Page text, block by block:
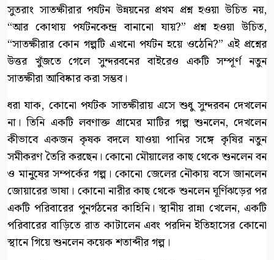
সুতরাং সাতক্ষীরার পর্যটন উন্নয়নের প্রথম প্রশ্ন হওয়া উচিত নয়,
“আর কোথায় পর্যটনকেন্দ্র বানানো যায়?” প্রশ্ন হওয়া উচিত,
“সাতক্ষীরার কোন গল্পটি এখনো পর্যটন হয়ে ওঠেনি?” এই প্রশ্নের
উত্তর খুঁজতে গেলে সুন্দরবনের বাইরেও একটি সম্পূর্ণ নতুন
সাতক্ষীরা আবিষ্কার করা সম্ভব।
ধরা যাক, কোনো পর্যটক সাতক্ষীরায় এসে শুধু সুন্দরবন দেখলেন
না। তিনি একটি লবণাক্ত গ্রামের মাটির গল্প শুনলেন, দেখলেন
কীভাবে একজন কৃষক বদলে যাওয়া পানির সঙ্গে কৃষির নতুন
সমীকরণ তৈরি করছেন। কোনো মৌয়ালের কাছ থেকে শুনলেন বন
ও মানুষের সম্পর্কের গল্প। কোনো জেলের নৌকায় বসে জানলেন
জোয়ারের ভাষা। কোনো নারীর কাছ থেকে শুনলেন ঘূর্ণিঝড়ের পর
একটি পরিবারের পুনর্গঠনের কাহিনি। স্থানীয় রান্না খেলেন, একটি
পরিবারের বাড়িতে রাত কাটালেন এবং পরদিন ইতিহাসের কোনো
স্থানে গিয়ে শুনলেন কয়েক শতাব্দীর গল্প।